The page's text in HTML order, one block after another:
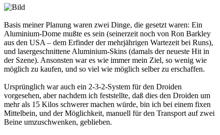
Basis meiner Planung waren zwei Dinge, die gesetzt waren: Ein
Aluminium-Dome mußte es sein (seinerzeit noch von Ron Barkley
aus den USA – dem Erfinder der mehrjährigen Wartezeit bei Runs),
und lasergeschnittene Aluminium-Skins (damals der neueste Hit in
der Szene). Ansonsten war es wie immer mein Ziel, so wenig wie
möglich zu kaufen, und so viel wie möglich selber zu erschaffen.
Ursprünglich war auch ein 2-3-2-System für den Droiden
vorgesehen, aber nachdem ich feststellte, daß dies den Droiden um
mehr als 15 Kilos schwerer machen würde, bin ich bei einem fixen
Mittelbein, und der Möglichkeit, manuell für den Transport auf zwei
Beine umzuschwenken, geblieben.